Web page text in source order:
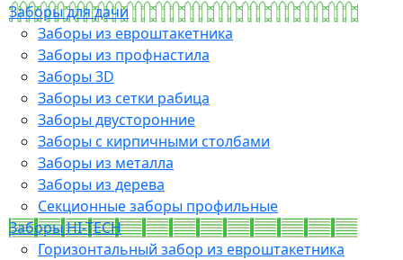
Заборы для дачи
Заборы из евроштакетника
Заборы из профнастила
Заборы 3D
Заборы из сетки рабица
Заборы двусторонние
Заборы с кирпичными столбами
Заборы из металла
Заборы из дерева
Секционные заборы профильные
Заборы HI-TECH
Горизонтальный забор из евроштакетника